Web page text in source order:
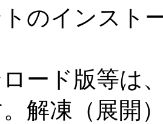
のインスト
ード版等は
解凍（展開